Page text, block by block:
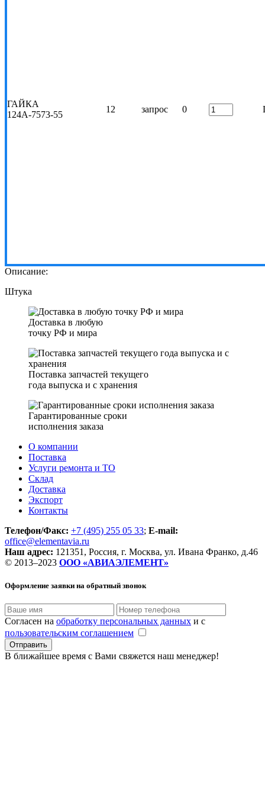
ГАЙКА
124А-7573-55
12 запрос 0
Описание:
Штука
Доставка в любую
точку РФ и мира
Поставка запчастей текущего
года выпуска и с хранения
Гарантированные сроки
исполнения заказа
О компании
Поставка
Услуги ремонта и ТО
Склад
Доставка
Экспорт
Контакты
Телефон/Факс: +7 (495) 255 05 33; E-mail:
office@elementavia.ru
Наш адрес: 121351, Россия, г. Москва, ул. Ивана Франко, д.46
© 2013–2023 ООО «АВИАЭЛЕМЕНТ»
Оформление заявки на обратный звонок
Согласен на обработку персональных данных и с
пользовательским соглашением
В ближайшее время с Вами свяжется наш менеджер!